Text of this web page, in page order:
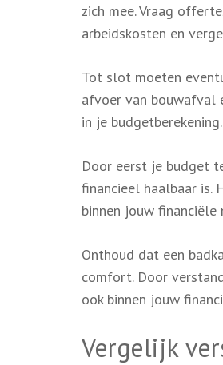
zich mee. Vraag
arbeidskosten en
Tot slot moeten
afvoer van bouwafval
in je budgetberekening.
Door eerst je budget
financieel haalbaar is.
binnen jouw
Onthoud dat een
comfort. Door
ook binnen jouw
Vergelijk